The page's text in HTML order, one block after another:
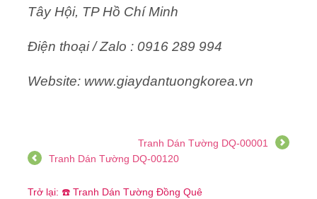
Tây Hội, TP Hồ Chí Minh
Điện thoại / Zalo : 0916 289 994
Website: www.giaydantuongkorea.vn
Tranh Dán Tường DQ-00001
Tranh Dán Tường DQ-00120
Trở lại: ☎️ Tranh Dán Tường Đồng Quê